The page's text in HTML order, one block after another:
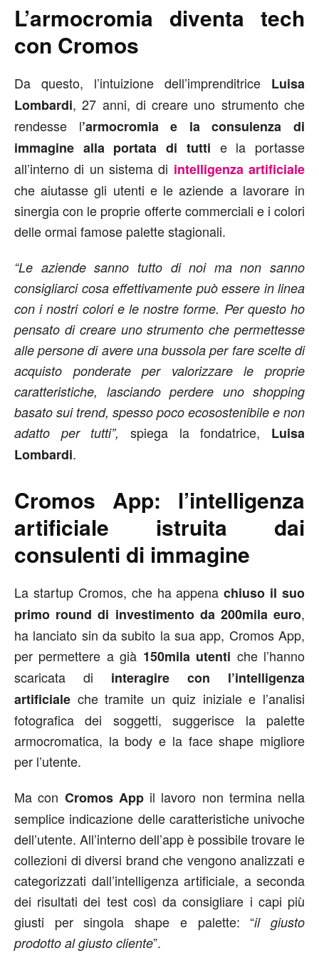
L’armocromia diventa tech
con Cromos
Da questo, l’intuizione dell’imprenditrice Luisa
Lombardi, 27 anni, di creare uno strumento che
rendesse l’armocromia e la consulenza di
immagine alla portata di tutti e la portasse
all’interno di un sistema di intelligenza artificiale
che aiutasse gli utenti e le aziende a lavorare in
sinergia con le proprie offerte commerciali e i colori
delle ormai famose palette stagionali.
“Le aziende sanno tutto di noi ma non sanno
consigliarci cosa effettivamente può essere in linea
con i nostri colori e le nostre forme. Per questo ho
pensato di creare uno strumento che permettesse
alle persone di avere una bussola per fare scelte di
acquisto ponderate per valorizzare le proprie
caratteristiche, lasciando perdere uno shopping
basato sui trend, spesso poco ecosostenibile e non
adatto per tutti”,
spiega la fondatrice, Luisa
Lombardi.
Cromos App: l’intelligenza
artificiale istruita dai
consulenti di immagine
La startup Cromos, che ha appenachiuso il suo
primo round di investimento da 200mila euro,
ha lanciato sin da subito la sua app, Cromos App,
per permettere a già 150mila utenti che l’hanno
scaricata di interagire con l’intelligenza
artificiale che tramite un quiz iniziale e l’analisi
fotografica dei soggetti, suggerisce la palette
armocromatica, la body e la face shape migliore
per l’utente.
Ma con Cromos Appil lavoro non termina nella
semplice indicazione delle caratteristiche univoche
dell’utente. All’interno dell’app è possibile trovare le
collezioni di diversi brand che vengono analizzati e
categorizzati dall’intelligenza artificiale, a seconda
dei risultati dei test così da consigliare i capi più
giusti per singola shape e palette: “il giusto
prodotto al giusto cliente”.